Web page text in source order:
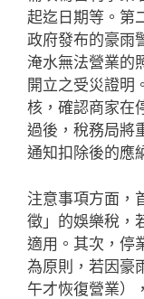
起迄日期等。第
政府發布的豪雨
淹水無法營業的
開立之受災證明
核，確認商家在
過後，稅務局將
通知扣除後的應
注意事項方面，
徵」的娛樂稅，
適用。其次，停
為原則，若因豪
午才恢復營業）